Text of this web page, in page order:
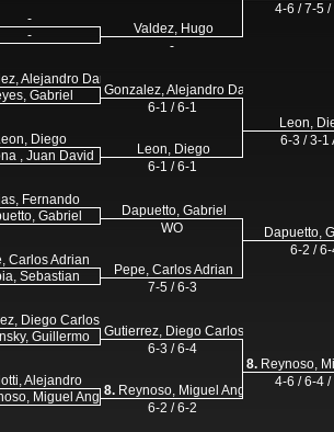
-
-
Alejandro Daniel
Gabriel
Diego
, Juan David
Fernando
Gabriel
Carlos Adrian
Sebastian
Diego Carlos
Guillermo
Alejandro
Miguel Angel
Valdez, Hugo
-
Gonzalez, Alejandro Daniel
6-1 / 6-1
Leon, Diego
6-1 / 6-1
Dapuetto, Gabriel
WO
Pepe, Carlos Adrian
7-5 / 6-3
Gutierrez, Diego Carlos
6-3 / 6-4
8. Reynoso, Miguel Angel
6-2 / 6-2
4-6 / 7-5 /
Leon,
6-3 / 3-1
Dapuetto,
6-2 / 6-
8. Reynoso,
4-6 / 6-4 /